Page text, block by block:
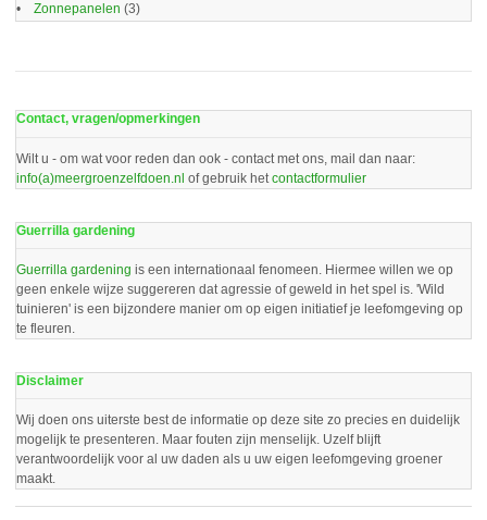
Zonnepanelen (3)
Contact, vragen/opmerkingen
Wilt u - om wat voor reden dan ook - contact met ons, mail dan naar:
info(a)meergroenzelfdoen.nl of gebruik het contactformulier
Guerrilla gardening
Guerrilla gardening is een internationaal fenomeen. Hiermee willen we op
geen enkele wijze suggereren dat agressie of geweld in het spel is. 'Wild
tuinieren' is een bijzondere manier om op eigen initiatief je leefomgeving op
te fleuren.
Disclaimer
Wij doen ons uiterste best de informatie op deze site zo precies en duidelijk
mogelijk te presenteren. Maar fouten zijn menselijk. Uzelf blijft
verantwoordelijk voor al uw daden als u uw eigen leefomgeving groener
maakt.